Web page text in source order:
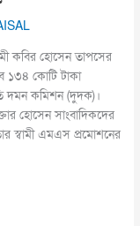
কবির হোসেন তাপসের
১৩৪ কোটি টাকা
দমন কমিশন (দুদক)।
হোসেন সাংবাদিকদের
স্বামী এমএস প্রমোশনের